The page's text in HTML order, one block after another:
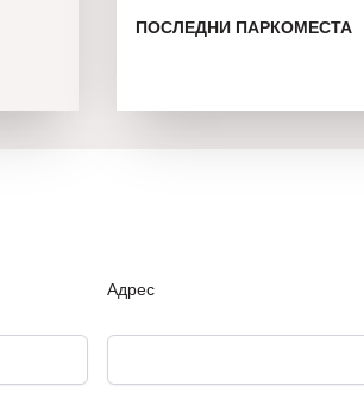
ПОСЛЕДНИ ПАРКОМЕСТА
– Историческият център
Адрес